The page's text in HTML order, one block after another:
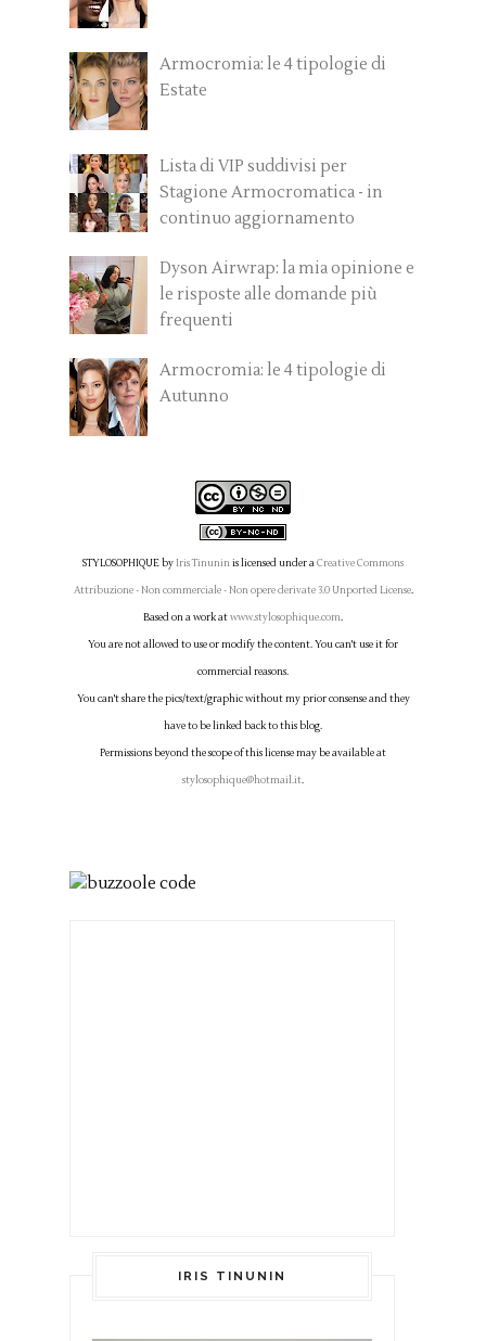
Armocromia: le 4 tipologie di
Estate
Lista di VIP suddivisi per
Stagione Armocromatica - in
continuo aggiornamento
Dyson Airwrap: la mia opinione e
le risposte alle domande più
frequenti
Armocromia: le 4 tipologie di
Autunno
STYLOSOPHIQUE byIris Tinuninis licensed under aCreative Commons
Attribuzione - Non commerciale - Non opere derivate 3.0 Unported License.
Based on a work atwww.stylosophique.com.
You are not allowed to use or modify the content. You can't use it for
commercial reasons.
You can't share the pics/text/graphic without my prior consense and they
have to be linked back to this blog.
Permissions beyond the scope of this license may be available at
stylosophique@hotmail.it.
IRIS TINUNIN